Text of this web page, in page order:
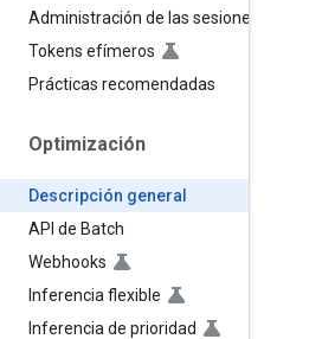
Administración de las sesiones
Tokens efímeros
Prácticas recomendadas
Optimización
Descripción general
API de Batch
Webhooks
Inferencia flexible
Inferencia de prioridad